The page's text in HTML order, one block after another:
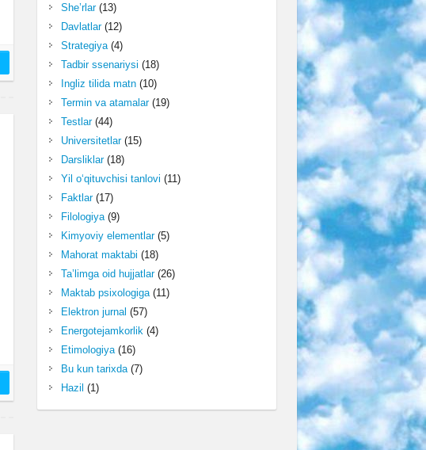
She’rlar(13)
Davlatlar(12)
Strategiya(4)
Tadbir ssenariysi (18)
Ingliz tilida matn(10)
Termin va atamalar(19)
Testlar(44)
Universitetlar(15)
Darsliklar(18)
Yil o‘qituvchisi tanlovi (11)
Faktlar(17)
Filologiya(9)
Kimyoviy elementlar(5)
Mahorat maktabi (18)
Ta’limga oid hujjatlar(26)
Maktab psixologiga(11)
Elektron jurnal (57)
Energotejamkorlik(4)
Etimologiya(16)
Bu kun tarixda(7)
Hazil (1)